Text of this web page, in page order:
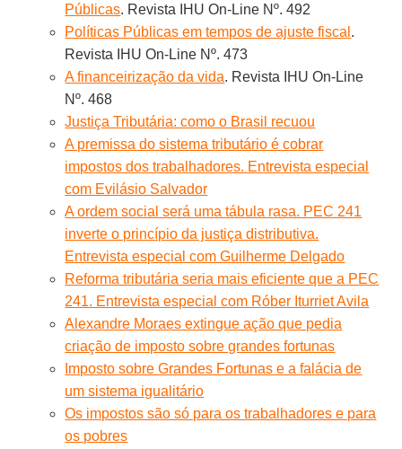
Públicas. Revista IHU On-Line Nº. 492
Políticas Públicas em tempos de ajuste fiscal .
Revista IHU On-Line Nº. 473
A financeirização da vida. Revista IHU On-Line
Nº. 468
Justiça Tributária: como o Brasil recuou
A premissa do sistema tributário é cobrar
impostos dos trabalhadores. Entrevista especial
com Evilásio Salvador
A ordem social será uma tábula rasa. PEC 241
inverte o princípio da justiça distributiva.
Entrevista especial com Guilherme Delgado
Reforma tributária seria mais eficiente que a PEC
241. Entrevista especial com Róber Iturriet Avila
Alexandre Moraes extingue ação que pedia
criação de imposto sobre grandes fortunas
Imposto sobre Grandes Fortunas e a falácia de
um sistema igualitário
Os impostos são só para os trabalhadores e para
os pobres